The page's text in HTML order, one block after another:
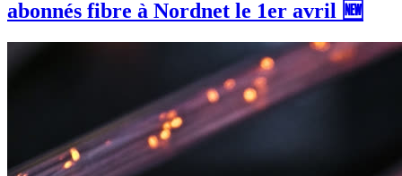
abonnés fibre à Nordnet le 1er avril 🆕